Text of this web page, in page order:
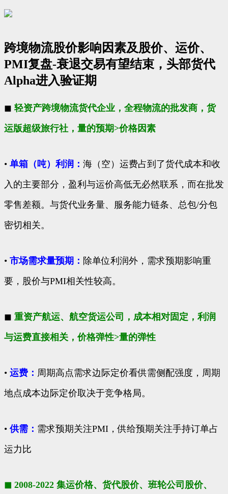
跨境物流股价影响因素及股价、运价、
PMI复盘-衰退交易有望结束，头部货代
Alpha进入验证期
◼ 轻资产跨境物流货代企业，全程物流的批发商，货
运版超级旅行社，量的预期>价格因素
• 单箱（吨）利润： 海（空）运费占到了货代成本和收
入的主要部分，盈利与运价高低无必然联系，而在批发
零售差额。与货代业务量、服务能力链条、总包/分包
密切相关。
• 市场需求量预期： 除单位利润外，需求预期影响重
要，股价与PMI相关性较高。
◼ 重资产航运、航空货运公司，成本相对固定，利润
与运费直接相关，价格弹性>量的弹性
• 运费： 周期高点需求边际定价看供需侧配强度，周期
地点成本边际定价取决于竞争格局。
• 供需： 需求预期关注PMI，供给预期关注手持订单占
运力比
◼ 2008-2022 集运价格、货代股价、班轮公司股价、